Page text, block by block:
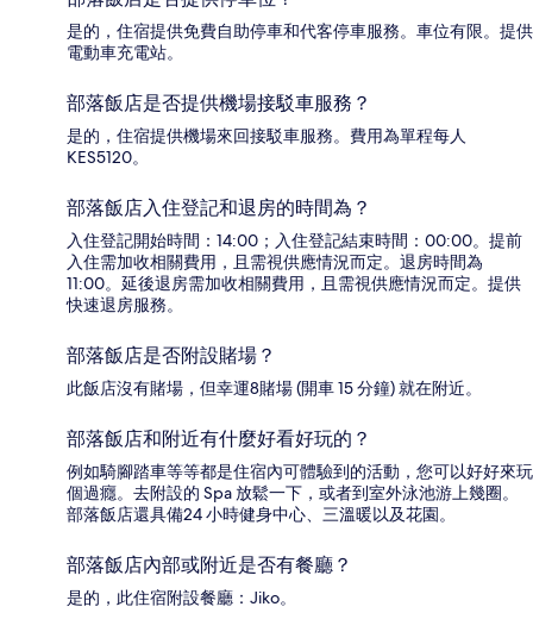
是的，住宿提供免費自助停車和代客停車服務。車位有限。提供
電動車充電站。
部落飯店是否提供機場接駁車服務？
是的，住宿提供機場來回接駁車服務。費用為單程每人
KES5120。
部落飯店入住登記和退房的時間為？
入住登記開始時間：14:00；入住登記結束時間：00:00。提前
入住需加收相關費用，且需視供應情況而定。退房時間為
11:00。延後退房需加收相關費用，且需視供應情況而定。提供
快速退房服務。
部落飯店是否附設賭場？
此飯店沒有賭場，但幸運8賭場 (開車 15 分鐘) 就在附近。
部落飯店和附近有什麼好看好玩的？
例如騎腳踏車等等都是住宿內可體驗到的活動，您可以好好來玩
個過癮。去附設的 Spa 放鬆一下，或者到室外泳池游上幾圈。
部落飯店還具備24 小時健身中心、三溫暖以及花園。
部落飯店內部或附近是否有餐廳？
是的，此住宿附設餐廳：Jiko。